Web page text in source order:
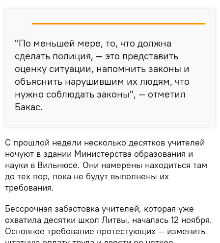
"По меньшей мере, то, что должна
сделать полиция, — это представить
оценку ситуации, напомнить законы и
объяснить нарушившим их людям, что
нужно соблюдать законы", — отметил
Бакас.
С прошлой недели несколько десятков учителей
ночуют в здании Министерства образования и
науки в Вильнюсе. Они намерены находиться там
до тех пор, пока не будут выполнены их
требования.
Бессрочная забастовка учителей, которая уже
охватила десятки школ Литвы, началась 12 ноября.
Основное требование протестующих — изменить